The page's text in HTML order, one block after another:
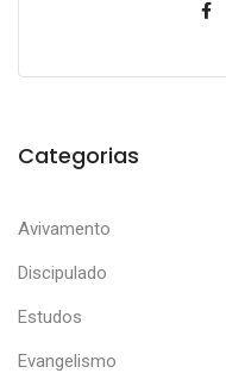
Categorias
Avivamento
Discipulado
Estudos
Evangelismo